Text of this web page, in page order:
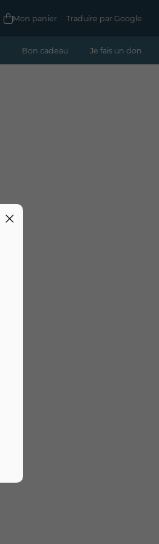
Mon panier Traduire par Google
Bon cadeau Je fais un don